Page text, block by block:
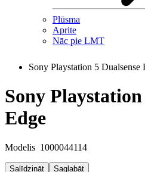
Plūsma
Aprite
Nāc pie LMT
Sony Playstation 5 Dualsense
Sony Playstation
Edge
Modelis 1000044114
Salīdzināt Saglabāt